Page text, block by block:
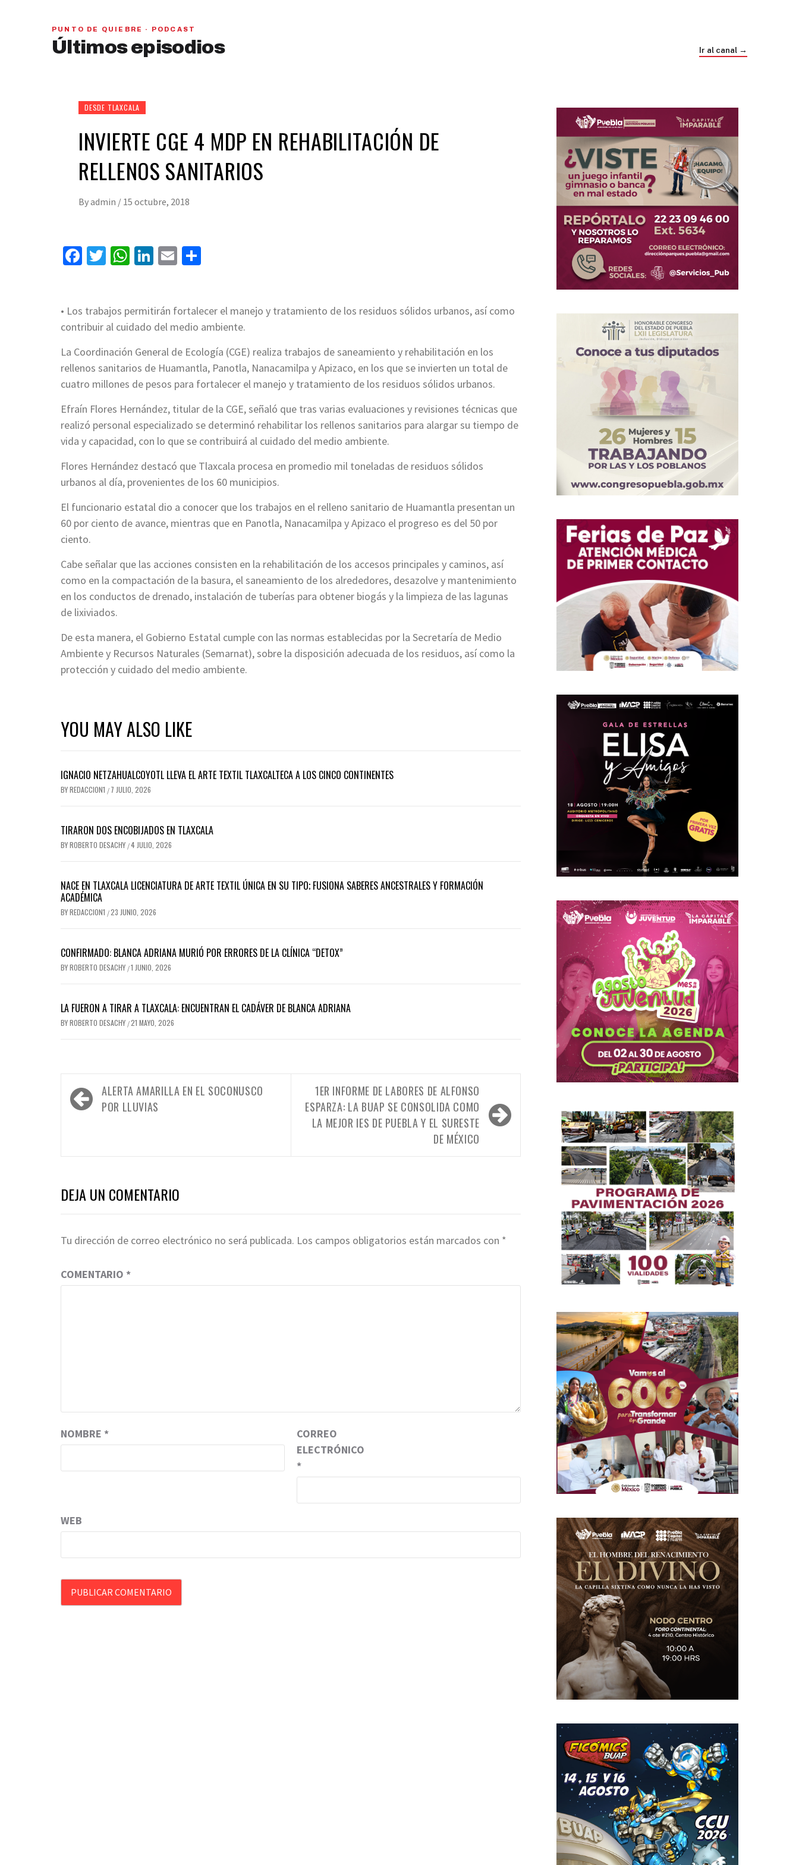
PUNTO DE QUIEBRE · PODCAST
Últimos episodios Ir al canal →
PAN y MC se beneficiarían con una alianza,
señaló Gerardo Leal
DESDE TLAXCALA
INVIERTE CGE 4 MDP EN REHABILITACIÓN DE
RELLENOS SANITARIOS
Byadmin / 15 octubre, 2018
Facebook
Twitter
WhatsApp
LinkedIn
Email
• Los trabajos permitirán fortalecer el manejo y tratamiento de los residuos sólidos urbanos, así como
contribuir al cuidado del medio ambiente.
La Coordinación General de Ecología (CGE) realiza trabajos de saneamiento y rehabilitación en los
rellenos sanitarios de Huamantla, Panotla, Nanacamilpa y Apizaco, en los que se invierten un total de
cuatro millones de pesos para fortalecer el manejo y tratamiento de los residuos sólidos urbanos.
Efraín Flores Hernández, titular de la CGE, señaló que tras varias evaluaciones y revisiones técnicas que
realizó personal especializado se determinó rehabilitar los rellenos sanitarios para alargar su tiempo de
vida y capacidad, con lo que se contribuirá al cuidado del medio ambiente.
Flores Hernández destacó que Tlaxcala procesa en promedio mil toneladas de residuos sólidos
urbanos al día, provenientes de los 60 municipios.
El funcionario estatal dio a conocer que los trabajos en el relleno sanitario de Huamantla presentan un
60 por ciento de avance, mientras que en Panotla, Nanacamilpa y Apizaco el progreso es del 50 por
ciento.
Cabe señalar que las acciones consisten en la rehabilitación de los accesos principales y caminos, así
como en la compactación de la basura, el saneamiento de los alrededores, desazolve y mantenimiento
en los conductos de drenado, instalación de tuberías para obtener biogás y la limpieza de las lagunas
de lixiviados.
De esta manera, el Gobierno Estatal cumple con las normas establecidas por la Secretaría de Medio
Ambiente y Recursos Naturales (Semarnat), sobre la disposición adecuada de los residuos, así como la
protección y cuidado del medio ambiente.
YOU MAY ALSO LIKE
IGNACIO NETZAHUALCOYOTL LLEVA EL ARTE TEXTIL TLAXCALTECA A LOS CINCO CONTINENTES
BYREDACCION1 / 7 JULIO, 2026
TIRARON DOS ENCOBIJADOS EN TLAXCALA
BYROBERTO DESACHY /4 JULIO, 2026
NACE EN TLAXCALA LICENCIATURA DE ARTE TEXTIL ÚNICA EN SU TIPO; FUSIONA SABERES ANCESTRALES Y FORMACIÓN
ACADÉMICA
BYREDACCION1 /23 JUNIO, 2026
CONFIRMADO: BLANCA ADRIANA MURIÓ POR ERRORES DE LA CLÍNICA “DETOX”
BYROBERTO DESACHY /1 JUNIO, 2026
LA FUERON A TIRAR A TLAXCALA: ENCUENTRAN EL CADÁVER DE BLANCA ADRIANA
BYROBERTO DESACHY /21 MAYO, 2026
Navegación
de
ALERTA AMARILLA EN EL SOCONUSCO
POR LLUVIAS
1ER INFORME DE LABORES DE ALFONSO
ESPARZA: LA BUAP SE CONSOLIDA COMO
LA MEJOR IES DE PUEBLA Y EL SURESTE
DE MÉXICO
DEJA UN COMENTARIO
Tu dirección de correo electrónico no será publicada. Los campos obligatorios están marcados con *
COMENTARIO *
NOMBRE *
CORREO
ELECTRÓNICO
*
WEB